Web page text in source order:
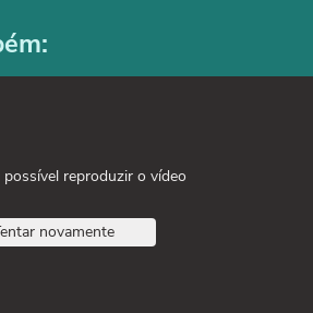
possível reproduzir o vídeo
novamente